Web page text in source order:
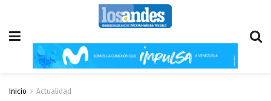
Inicio Actualidad